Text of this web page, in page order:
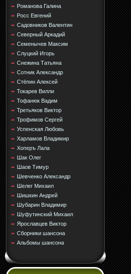
Романова Галина
Росс Евгений
Садовников Валентин
Северный Аркадий
Семенычев Максим
Слуцкий Игорь
Снежина Татьяна
Сотник Александр
Стёпин Алексей
Токарев Вилли
Тофанюк Вадим
Третьяков Виктор
Трофимов Сергей
Успенская Любовь
Харламов Владимир
Хоперъ Лала
Шак Олег
Шаов Тимур
Шевченко Александр
Шелег Михаил
Шишкин Андрей
Шубарин Владимир
Шуфутинский Михаил
Ярославцев Виктор
Сборники шансона
Альбомы шансона